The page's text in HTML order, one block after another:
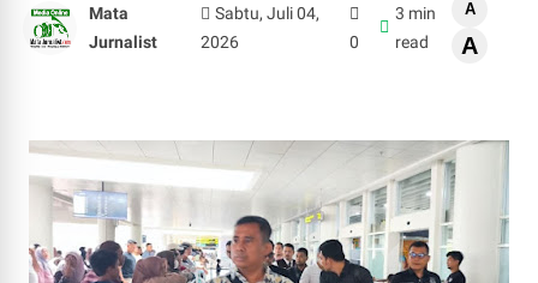
Mata
Jurnalist
Sabtu, Juli 04,
2026
0
3 min
read
A
A